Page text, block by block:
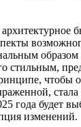
образом
стильным,
чтобы
года будет
изменений.